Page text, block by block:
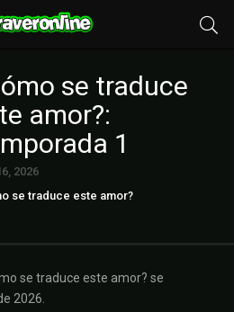
se traduce
amor?:
1
2026
se traduce este amor?
se traduce este amor? se
2026.